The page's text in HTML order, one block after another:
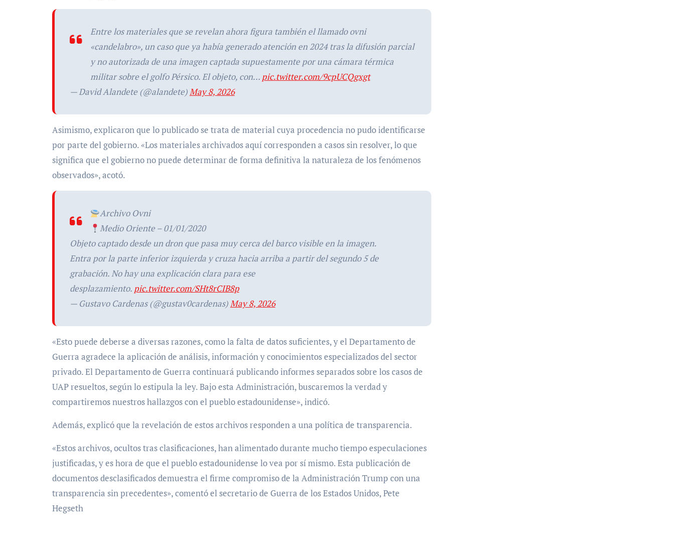
Entre los materiales que se revelan ahora figura también el llamado ovni
«candelabro», un caso que ya había generado atención en 2024 tras la difusión parcial
y no autorizada de una imagen captada supuestamente por una cámara térmica
militar sobre el golfo Pérsico. El objeto, con… pic.twitter.com/9cpUCQgxgt
— David Alandete (@alandete)May 8, 2026
Asimismo, explicaron que lo publicado se trata de material cuya procedencia no pudo identificarse
por parte del gobierno. «Los materiales archivados aquí corresponden a casos sin resolver, lo que
significa que el gobierno no puede determinar de forma definitiva la naturaleza de los fenómenos
observados», acotó.
Archivo Ovni
Medio Oriente – 01/01/2020
Objeto captado desde un dron que pasa muy cerca del barco visible en la imagen.
Entra por la parte inferior izquierda y cruza hacia arriba a partir del segundo 5 de
grabación. No hay una explicación clara para ese
desplazamiento. pic.twitter.com/SHt8rCIB8p
— Gustavo Cardenas (@gustav0cardenas)May 8, 2026
«Esto puede deberse a diversas razones, como la falta de datos suficientes, y el Departamento de
Guerra agradece la aplicación de análisis, información y conocimientos especializados del sector
privado. El Departamento de Guerra continuará publicando informes separados sobre los casos de
UAP resueltos, según lo estipula la ley. Bajo esta Administración, buscaremos la verdad y
compartiremos nuestros hallazgos con el pueblo estadounidense», indicó.
Además, explicó que la revelación de estos archivos responden a una política de transparencia.
«Estos archivos, ocultos tras clasificaciones, han alimentado durante mucho tiempo especulaciones
justificadas, y es hora de que el pueblo estadounidense lo vea por sí mismo. Esta publicación de
documentos desclasificados demuestra el firme compromiso de la Administración Trump con una
transparencia sin precedentes», comentó el secretario de Guerra de los Estados Unidos, Pete
Hegseth